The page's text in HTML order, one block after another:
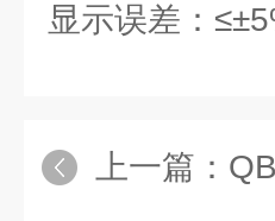
显示误差：
上一篇：